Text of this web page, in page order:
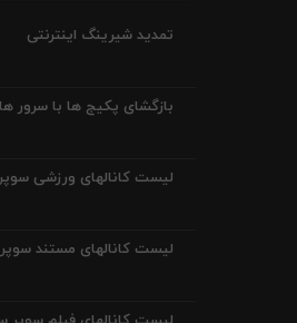
تمدید شیرینگ اینترنتی
بازگشای پکیج ها با سرور
لیست کانالهای ورزشی
لیست کانالهای مستند